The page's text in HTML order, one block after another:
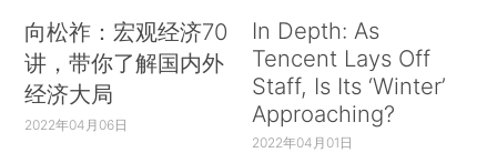
向松祚：宏观经济70
讲，带你了解国内外
经济大局
2022年04月06日
In Depth: As
Tencent Lays Off
Staff, Is Its ‘Winter’
Approaching?
2022年04月01日